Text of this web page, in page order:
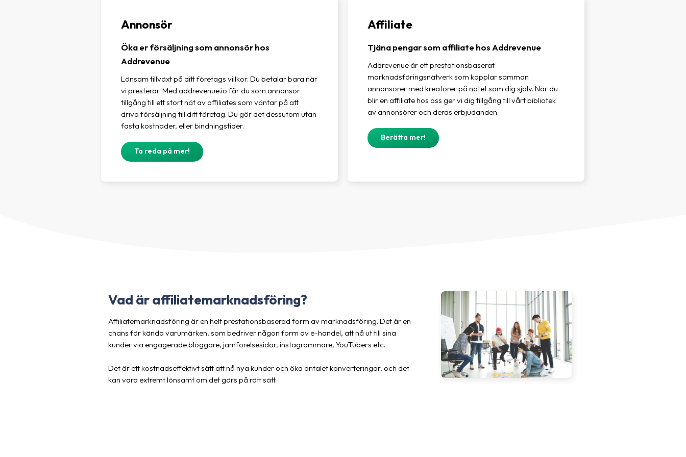
Annonsör
Öka er försäljning som annonsör hos
Addrevenue
Lönsam tillväxt på ditt företags villkor. Du betalar bara när
vi presterar. Med addrevenue.io får du som annonsör
tillgång till ett stort nät av affiliates som väntar på att
driva försäljning till ditt företag. Du gör det dessutom utan
fasta kostnader, eller bindningstider.
Ta reda på mer!
Affiliate
Tjäna pengar som affiliate hos Addrevenue
Addrevenue är ett prestationsbaserat
marknadsföringsnätverk som kopplar samman
annonsörer med kreatörer på nätet som dig själv. När du
blir en affiliate hos oss ger vi dig tillgång till vårt bibliotek
av annonsörer och deras erbjudanden.
Berätta mer!
Vad är affiliate­marknadsföring?
Affiliatemarknadsföring är en helt prestationsbaserad form av marknadsföring. Det är en
chans för kända varumärken, som bedriver någon form av e-handel, att nå ut till sina
kunder via engagerade bloggare, jämförelsesidor, instagrammare, YouTubers etc.
Det är ett kostnadseffektivt sätt att nå nya kunder och öka antalet konverteringar, och det
kan vara extremt lönsamt om det görs på rätt sätt.